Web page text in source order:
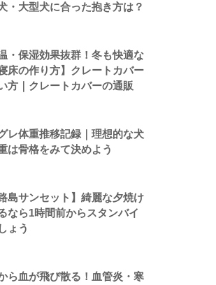
・大型犬に合った抱き方は？
温・保湿効果抜群！冬も快適な
床の作り方】クレートカバー
方｜クレートカバーの通販
レ体重推移記録｜理想的な犬
は骨格をみて決めよう
路島サンセット】綺麗な夕焼け
なら1時間前からスタンバイ
ょう
ら血が飛び散る！血管炎・寒